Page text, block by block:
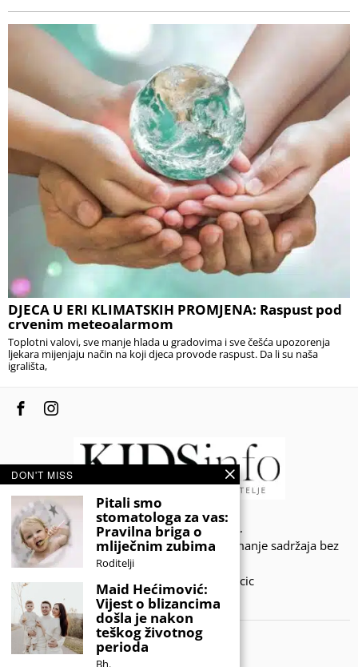
DJECA U ERI KLIMATSKIH PROMJENA: Raspust pod
crvenim meteoalarmom
Toplotni valovi, sve manje hlada u gradovima i sve češća upozorenja
ljekara mijenjaju način na koji djeca provode raspust. Da li su naša
igrališta,
© 2020 - KIDSINFO.BA.
Sva prava zadržana. Zabranjeno preuzimanje sadržaja bez
dozvole izdavača.
Developed by Amar SIjercic
IZAŠAO JE NOVI MAGAZIN!
DON'T MISS
Pitali smo
stomatologa za vas:
Pravilna briga o
mliječnim zubima
Roditelji
Maid Hećimović:
Vijest o blizancima
došla je nakon
teškog životnog
perioda
Bh.